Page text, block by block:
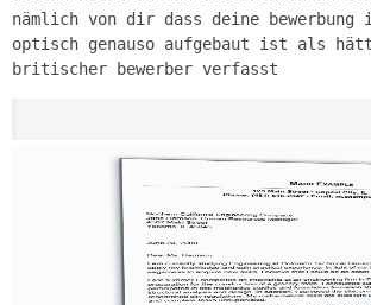
nämlich von dir dass deine
optisch genauso aufgebaut ist als
britischer bewerber verfasst